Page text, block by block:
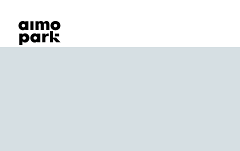
Hitta parkering
Samarbete
Kundservice